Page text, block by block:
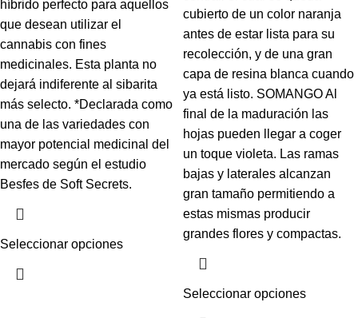
híbrido perfecto para aquellos
que desean utilizar el
cannabis con fines
medicinales. Esta planta no
dejará indiferente al sibarita
más selecto. *Declarada como
una de las variedades con
mayor potencial medicinal del
mercado según el estudio
Besfes de Soft Secrets.
Seleccionar opciones
cubierto de un color naranja
antes de estar lista para su
recolección, y de una gran
capa de resina blanca cuando
ya está listo. SOMANGO Al
final de la maduración las
hojas pueden llegar a coger
un toque violeta. Las ramas
bajas y laterales alcanzan
gran tamaño permitiendo a
estas mismas producir
grandes flores y compactas.
Seleccionar opciones